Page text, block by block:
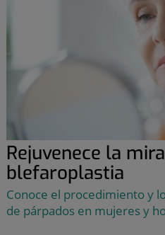
Rejuvenece la
blefaroplastia
Conoce el procedimiento y
de párpados en mujeres y